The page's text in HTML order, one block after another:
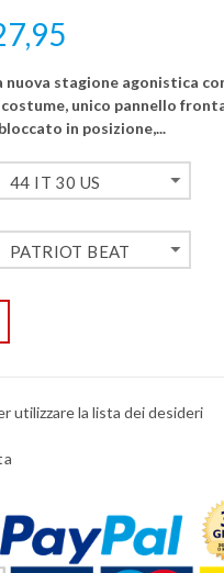
stagione agonistica
costume, unico pannello
in posizione,...
44 IT 30 US
PATRIOT BEAT
utilizzare la lista dei desideri